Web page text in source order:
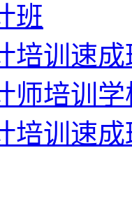
班
培训速成
师培训
培训速成